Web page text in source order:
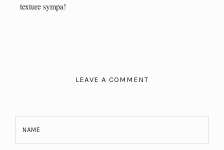
texture sympa!
LEAVE A COMMENT
NAME